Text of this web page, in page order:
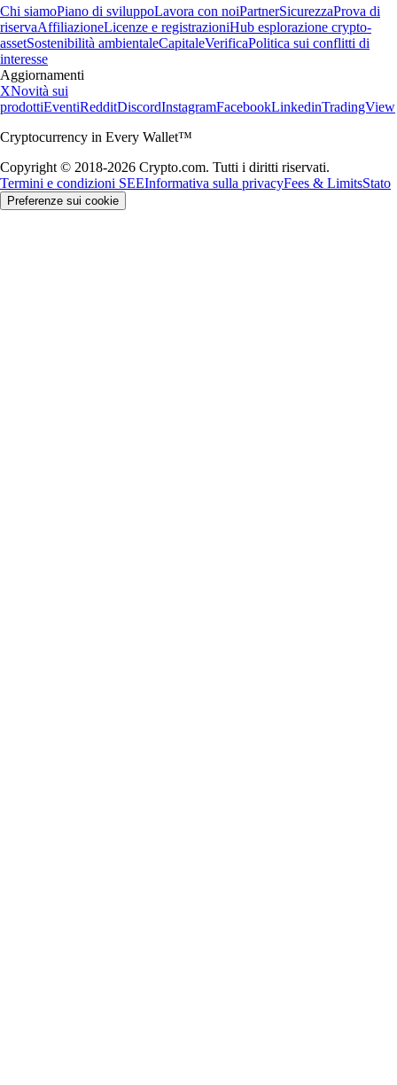
Chi siamoPiano di sviluppoLavora con noiPartnerSicurezzaProva di
riservaAffiliazioneLicenze e registrazioniHub esplorazione crypto-
assetSostenibilità ambientaleCapitaleVerificaPolitica sui conflitti di
interesse
Aggiornamenti
XNovità sui
prodottiEventiRedditDiscordInstagramFacebookLinkedinTradingView
Cryptocurrency in Every Wallet™
Copyright © 2018-2026 Crypto.com. Tutti i diritti riservati.
Termini e condizioni SEEInformativa sulla privacyFees & LimitsStato
Preferenze sui cookie